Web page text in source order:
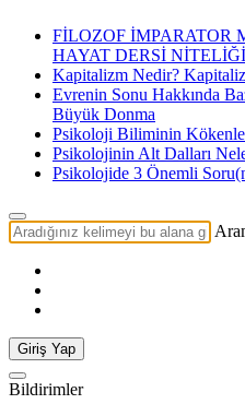
FİLOZOF İMPARATOR
HAYAT DERSİ
Kapitalizm Nedir?
Evrenin Sonu Hakkında
Büyük Donma
Psikoloji Biliminin
Psikolojinin Alt Dalları
Psikolojide 3 Önemli
Giriş Yap
Bildirimler